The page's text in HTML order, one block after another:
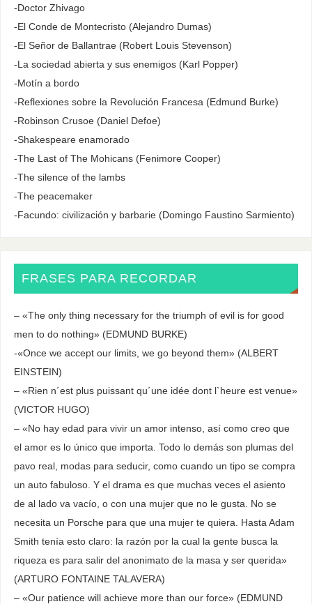
-Doctor Zhivago
-El Conde de Montecristo (Alejandro Dumas)
-El Señor de Ballantrae (Robert Louis Stevenson)
-La sociedad abierta y sus enemigos (Karl Popper)
-Motín a bordo
-Reflexiones sobre la Revolución Francesa (Edmund Burke)
-Robinson Crusoe (Daniel Defoe)
-Shakespeare enamorado
-The Last of The Mohicans (Fenimore Cooper)
-The silence of the lambs
-The peacemaker
-Facundo: civilización y barbarie (Domingo Faustino Sarmiento)
FRASES PARA RECORDAR
– «The only thing necessary for the triumph of evil is for good
men to do nothing» (EDMUND BURKE)
-«Once we accept our limits, we go beyond them» (ALBERT
EINSTEIN)
– «Rien n´est plus puissant qu´une idée dont l`heure est venue»
(VICTOR HUGO)
– «No hay edad para vivir un amor intenso, así como creo que
el amor es lo único que importa. Todo lo demás son plumas del
pavo real, modas para seducir, como cuando un tipo se compra
un auto fabuloso. Y el drama es que muchas veces el asiento
de al lado va vacío, o con una mujer que no le gusta. No se
necesita un Porsche para que una mujer te quiera. Hasta Adam
Smith tenía esto claro: la razón por la cual la gente busca la
riqueza es para salir del anonimato de la masa y ser querida»
(ARTURO FONTAINE TALAVERA)
– «Our patience will achieve more than our force» (EDMUND